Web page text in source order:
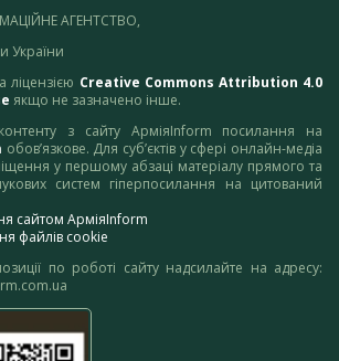
АГЕНТСТВО,
України
ліцензією Creative Commons Attribution 4.0
якщо не зазначено інше.
з сайту АрміяInform посилання на
обов’язкове. Для суб’єктів у сфері онлайн-медіа
у першому абзаці матеріалу прямого та
систем гіперпосилання на цитований
сайтом АрміяInform
файлів cookie
по роботі сайту надсилайте на адресу: